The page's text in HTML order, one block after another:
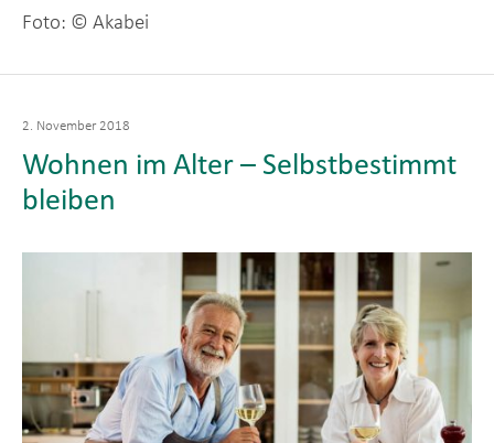
Foto: © Akabei
Wohnen im Alter – Selbstbestimmt
bleiben
Veröffentlicht
2. November 2018